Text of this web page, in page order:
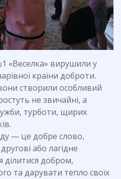
«Веселка» вирушили у
країни доброти.
створили особливий
не звичайні, а
турботи, щирих
— це добре слово,
або лагідне
ділитися добром,
та дарувати тепло своїх